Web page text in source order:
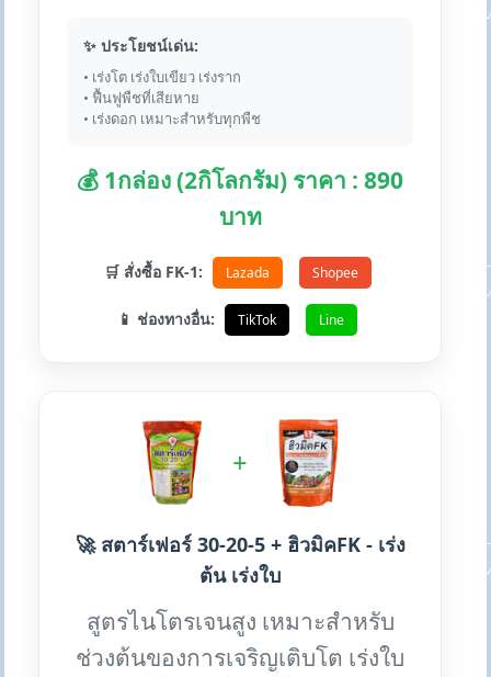
✨ ประโยชน์เด่น:
• เร่งโต เร่งใบเขียว เร่งราก
• ฟื้นฟูพืชที่เสียหาย
• เร่งดอก เหมาะสำหรับทุกพืช
💰 1กล่อง (2กิโลกรัม) ราคา : 890
บาท
🛒 สั่งซื้อ FK-1: Lazada Shopee
📱 ช่องทางอื่น: TikTok Line
+
🚀 สตาร์เฟอร์ 30-20-5 + ฮิวมิคFK - เร่ง
ต้น เร่งใบ
สูตรไนโตรเจนสูง เหมาะสำหรับ
ช่วงต้นของการเจริญเติบโต เร่งใบ